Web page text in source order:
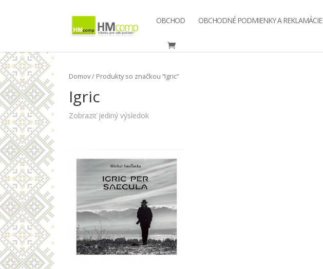
OBCHOD OBCHODNÉ PODMIENKY A REKLAMÁCIE
Domov/ Produkty so značkou “Igric”
Igric
Zobraziť jediný výsledok